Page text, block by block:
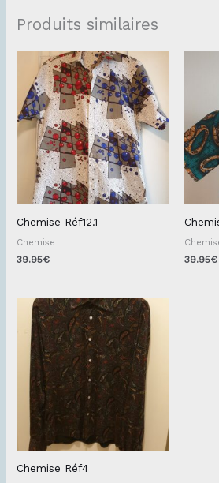
Produits similaires
Chemise Réf12.1
Chemise
39.95€
39.95€
Chemise Réf4